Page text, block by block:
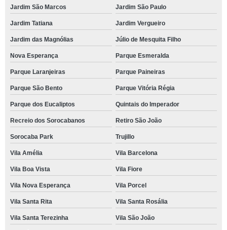
Jardim São Marcos Jardim São Paulo
Jardim Tatiana Jardim Vergueiro
Jardim das Magnólias Júlio de Mesquita Filho
Nova Esperança Parque Esmeralda
Parque Laranjeiras Parque Paineiras
Parque São Bento Parque Vitória Régia
Parque dos Eucaliptos Quintais do Imperador
Recreio dos Sorocabanos Retiro São João
Sorocaba Park Trujillo
Vila Amélia Vila Barcelona
Vila Boa Vista Vila Fiore
Vila Nova Esperança Vila Porcel
Vila Santa Rita Vila Santa Rosália
Vila Santa Terezinha Vila São João